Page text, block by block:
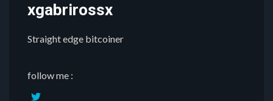
xgabrirossx
Straight edge bitcoiner
follow me :